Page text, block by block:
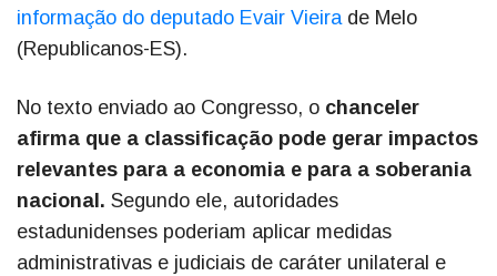
informação do deputado Evair Vieirade Melo
(Republicanos-ES).
No texto enviado ao Congresso, o chanceler
afirma que a classificação pode gerar impactos
relevantes para a economia e para a soberania
nacional. Segundo ele, autoridades
estadunidenses poderiam aplicar medidas
administrativas e judiciais de caráter unilateral e